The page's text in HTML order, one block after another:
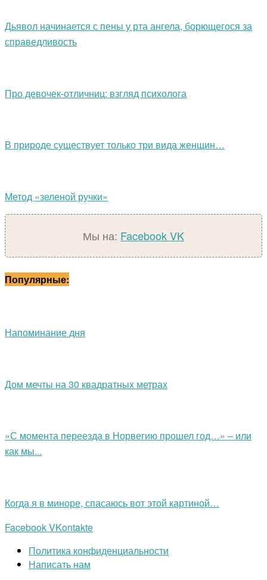
Дьявол начинается с пены у рта ангела, борющегося за
справедливость
Про девочек-отличниц: взгляд психолога
В природе существует только три вида женщин…
Метод «зеленой ручки»
Мы на: FacebookVK
Популярные:
Напоминание дня
Дом мечты на 30 квадратных метрах
«С момента переезда в Норвегию прошел год…» – или
как мы...
Когда я в миноре, спасаюсь вот этой картиной…
FacebookVKontakte
Политика конфиденциальности
Написать нам